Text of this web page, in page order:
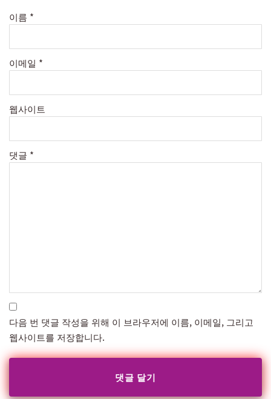
이름 *
이메일 *
웹사이트
댓글 *
다음 번 댓글 작성을 위해 이 브라우저에 이름, 이메일, 그리고
웹사이트를 저장합니다.